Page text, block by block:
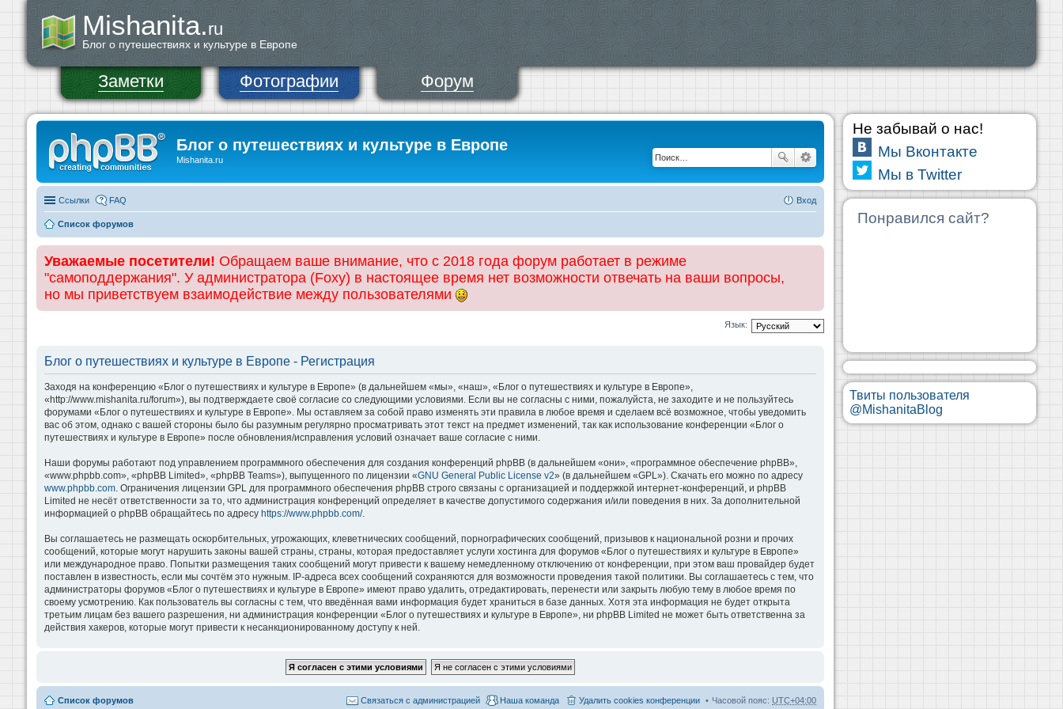
Mishanita.ru
Блог о путешествиях и культуре в Европе
Заметки Фотографии Форум
Блог о путешествиях и культуре в Европе
Mishanita.ru
Ссылки FAQ Вход
Список форумов
Уважаемые посетители! Обращаем ваше внимание, что с 2018 года форум работает в режиме
"самоподдержания". У администратора (Foxy) в настоящее время нет возможности отвечать на ваши вопросы,
но мы приветствуем взаимодействие между пользователями
Язык:
Блог о путешествиях и культуре в Европе - Регистрация
Заходя на конференцию «Блог о путешествиях и культуре в Европе» (в дальнейшем «мы», «наш», «Блог о путешествиях и культуре в Европе»,
«http://www.mishanita.ru/forum»), вы подтверждаете своё согласие со следующими условиями. Если вы не согласны с ними, пожалуйста, не заходите и не пользуйтесь
форумами «Блог о путешествиях и культуре в Европе». Мы оставляем за собой право изменять эти правила в любое время и сделаем всё возможное, чтобы уведомить
вас об этом, однако с вашей стороны было бы разумным регулярно просматривать этот текст на предмет изменений, так как использование конференции «Блог о
путешествиях и культуре в Европе» после обновления/исправления условий означает ваше согласие с ними.
Наши форумы работают под управлением программного обеспечения для создания конференций phpBB (в дальнейшем «они», «программное обеспечение phpBB»,
«www.phpbb.com», «phpBB Limited», «phpBB Teams»), выпущенного по лицензии «GNU General Public License v2» (в дальнейшем «GPL»). Скачать его можно по адресу
www.phpbb.com. Ограничения лицензии GPL для программного обеспечения phpBB строго связаны с организацией и поддержкой интернет-конференций, и phpBB
Limited не несёт ответственности за то, что администрация конференций определяет в качестве допустимого содержания и/или поведения в них. За дополнительной
информацией о phpBB обращайтесь по адресу https://www.phpbb.com/.
Вы соглашаетесь не размещать оскорбительных, угрожающих, клеветнических сообщений, порнографических сообщений, призывов к национальной розни и прочих
сообщений, которые могут нарушить законы вашей страны, страны, которая предоставляет услуги хостинга для форумов «Блог о путешествиях и культуре в Европе»
или международное право. Попытки размещения таких сообщений могут привести к вашему немедленному отключению от конференции, при этом ваш провайдер будет
поставлен в известность, если мы сочтём это нужным. IP-адреса всех сообщений сохраняются для возможности проведения такой политики. Вы соглашаетесь с тем, что
администраторы форумов «Блог о путешествиях и культуре в Европе» имеют право удалить, отредактировать, перенести или закрыть любую тему в любое время по
своему усмотрению. Как пользователь вы согласны с тем, что введённая вами информация будет храниться в базе данных. Хотя эта информация не будет открыта
третьим лицам без вашего разрешения, ни администрация конференции «Блог о путешествиях и культуре в Европе», ни phpBB Limited не может быть ответственна за
действия хакеров, которые могут привести к несанкционированному доступу к ней.
Список форумов Часовой пояс: UTC+04:00
Удалить cookies конференции
Наша команда
Связаться с администрацией
Не забывай о нас!
Мы Вконтакте
Мы в Twitter
Понравился сайт?
Твиты пользователя
@MishanitaBlog